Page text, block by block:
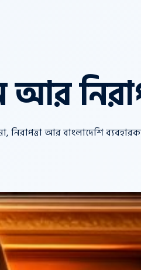
আর বাংলাদেশি